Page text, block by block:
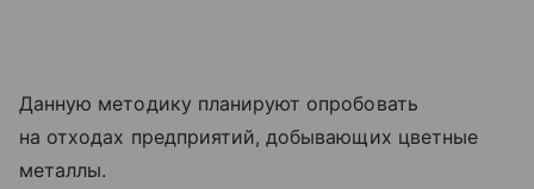
Данную методику планируют опробовать
на отходах предприятий, добывающих цветные
металлы.